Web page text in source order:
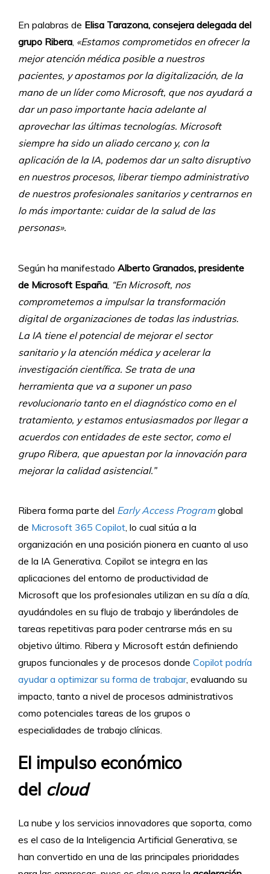
En palabras de Elisa Tarazona, consejera delegada del
grupo Ribera, «Estamos comprometidos en ofrecer la
mejor atención médica posible a nuestros
pacientes, y apostamos por la digitalización, de la
mano de un líder como Microsoft, que nos ayudará a
dar un paso importante hacia adelante al
aprovechar las últimas tecnologías. Microsoft
siempre ha sido un aliado cercano y, con la
aplicación de la IA, podemos dar un salto disruptivo
en nuestros procesos, liberar tiempo administrativo
de nuestros profesionales sanitarios y centrarnos en
lo más importante: cuidar de la salud de las
personas».
Según ha manifestado Alberto Granados, presidente
de Microsoft España “En Microsoft, nos
comprometemos a impulsar la transformación
digital de organizaciones de todas las industrias.
La IA tiene el potencial de mejorar el sector
sanitario y la atención médica y acelerar la
investigación científica. Se trata de una
herramienta que va a suponer un paso
revolucionario tanto en el diagnóstico como en el
tratamiento, y estamos entusiasmados por llegar a
acuerdos con entidades de este sector, como el
grupo Ribera, que apuestan por la innovación para
mejorar la calidad asistencial.”
Ribera forma parte del Early Access Programglobal
de Microsoft 365 Copilot, lo cual sitúa a la
organización en una posición pionera en cuanto al uso
de la IA Generativa. Copilot se integra en las
aplicaciones del entorno de productividad de
Microsoft que los profesionales utilizan en su día a día,
ayudándoles en su flujo de trabajo y liberándoles de
tareas repetitivas para poder centrarse más en su
objetivo último. Ribera y Microsoft están definiendo
grupos funcionales y de procesos donde Copilot podría
ayudar a optimizar su forma de trabajar, evaluando su
impacto, tanto a nivel de procesos administrativos
como potenciales tareas de los grupos o
especialidades de trabajo clínicas.
El impulso económico
del cloud
La nube y los servicios innovadores que soporta, como
es el caso de la Inteligencia Artificial Generativa, se
han convertido en una de las principales prioridades